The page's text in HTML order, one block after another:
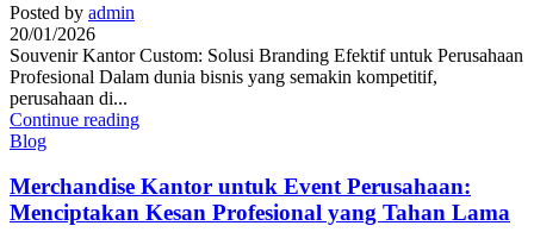
Posted by admin
20/01/2026
Souvenir Kantor Custom: Solusi Branding Efektif untuk Perusahaan
Profesional Dalam dunia bisnis yang semakin kompetitif,
perusahaan di...
Continue reading
Blog
Merchandise Kantor untuk Event Perusahaan:
Menciptakan Kesan Profesional yang Tahan Lama